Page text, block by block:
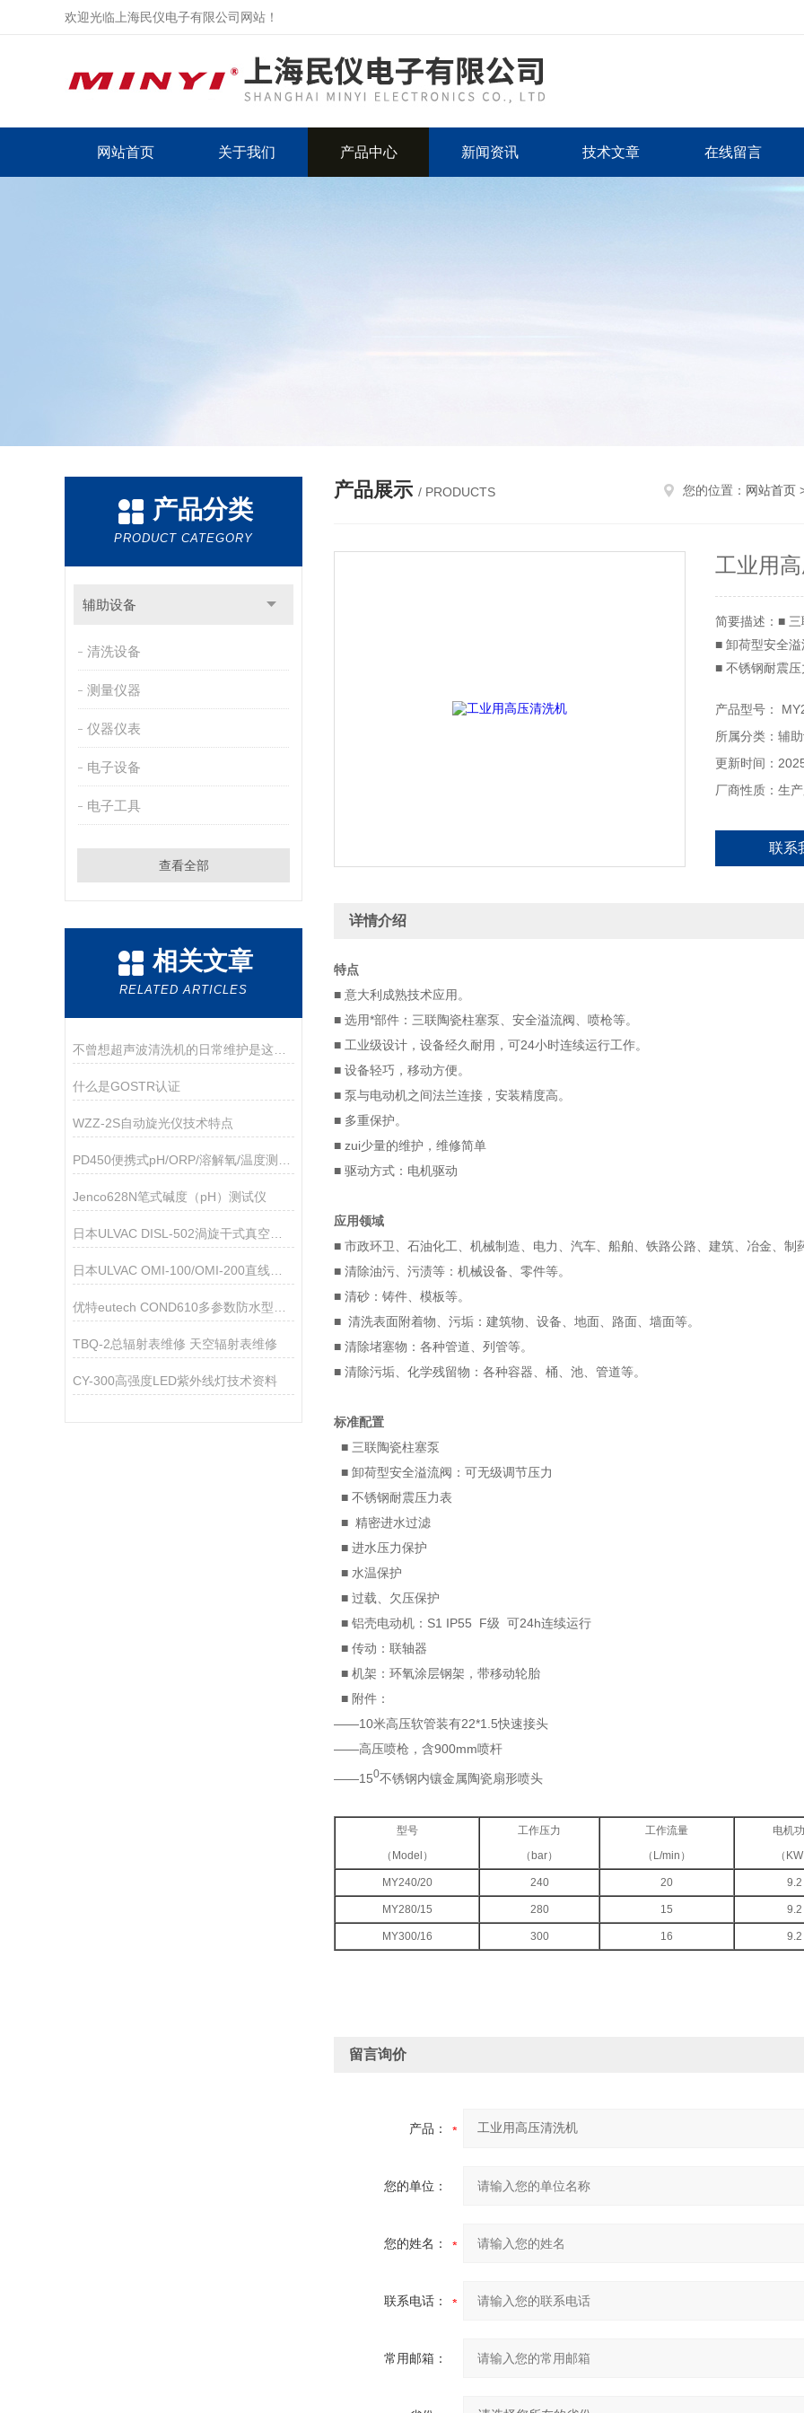
欢迎光临上海民仪电子有限公司网站！
网站首页 关于我们 产品中心 新闻资讯 技术文章 在线留言
产品分类
PRODUCT CATEGORY
辅助设备
清洗设备
测量仪器
仪器仪表
电子设备
电子工具
查看全部
相关文章
RELATED ARTICLES
什么是GOSTR认证
WZZ-2S自动旋光仪技术特点
Jenco628N笔式碱度（pH）测试仪
日本ULVAC OMI-100/OMI-200直线过滤器
TBQ-2总辐射表维修 天空辐射表维修
CY-300高强度LED紫外线灯技术资料
产品展示 / PRODUCTS 您的位置： 网站首页
工业用
简要描述：■
■ 卸荷型安全
■ 不锈钢耐震压
产品型号：
所属分类：辅
更新时间：
厂商性质：生
联系
详情介绍
特点
■ 意大利成熟技术应用。
■ 选用*部件：三联陶瓷柱塞泵、安全溢流阀、喷枪等。
■ 工业级设计，设备经久耐用，可24小时连续运行工作。
■ 设备轻巧，移动方便。
■ 泵与电动机之间法兰连接，安装精度高。
■ 多重保护。
■ zui少量的维护，维修简单
■ 驱动方式：电机驱动
应用领域
■ 市政环卫、石油化工、机械制造、电力、汽车、船舶、铁路公路、建筑、冶金、制
■ 清除油污、污渍等：机械设备、零件等。
■ 清砂：铸件、模板等。
■ 清洗表面附着物、污垢：建筑物、设备、地面、路面、墙面等。
■ 清除堵塞物：各种管道、列管等。
■ 清除污垢、化学残留物：各种容器、桶、池、管道等。
标准配置
■ 三联陶瓷柱塞泵
■ 卸荷型安全溢流阀：可无级调节压力
■ 不锈钢耐震压力表
■ 精密进水过滤
■ 进水压力保护
■ 水温保护
■ 过载、欠压保护
■ 铝壳电动机：S1 IP55 F级 可24h连续运行
■ 传动：联轴器
■ 机架：环氧涂层钢架，带移动轮胎
■ 附件：
——10米高压软管装有22*1.5快速接头
——高压喷枪，含900mm喷杆
——150不锈钢内镶金属陶瓷扇形喷头
型号
（Model）
工作压力
（bar）
工作流量
（L/min）
电机
（KW
MY240/20 240 20 9.2
MY280/15 280 15 9.2
MY300/16 300 16 9.2
留言询价
产品：
您的单位：
您的姓名：
联系电话：
常用邮箱：